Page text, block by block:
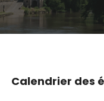
Calendrier des